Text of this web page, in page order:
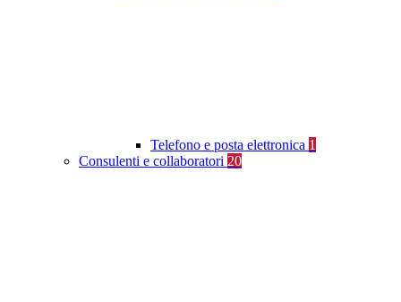
Telefono e posta elettronica 1
Consulenti e collaboratori 20